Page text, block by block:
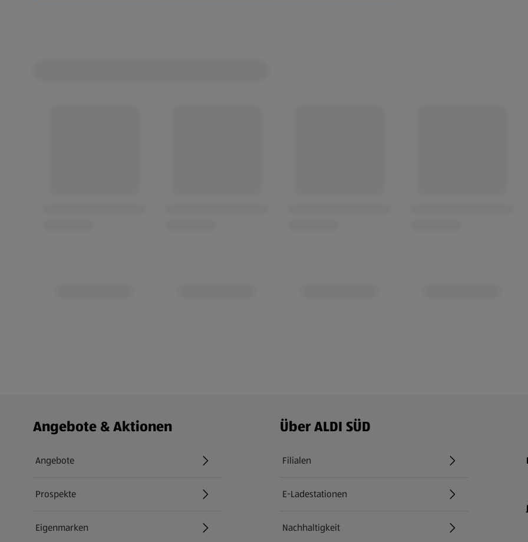
Fußzeilenmenü - weitere Links
Angebote & Aktionen
Angebote
Prospekte
Eigenmarken
Über ALDI SÜD
Filialen
E-Ladestationen
Nachhaltigkeit